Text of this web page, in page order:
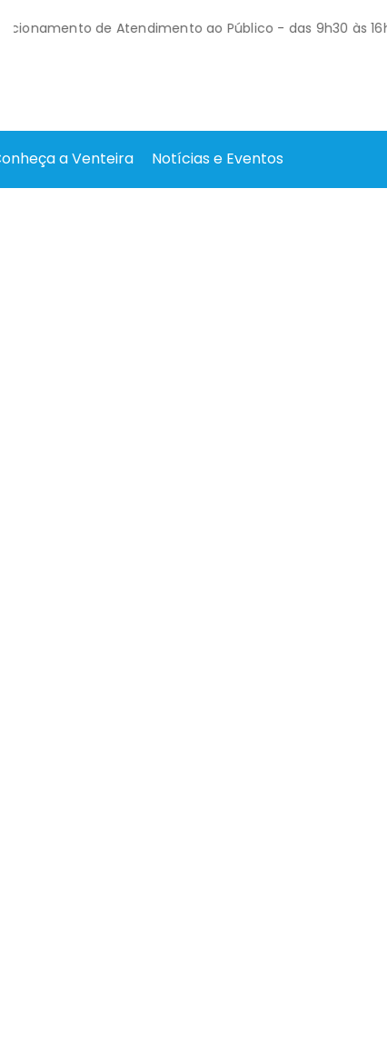
de Atendimento ao Público - das 9h30 às 16h30
a Venteira Notícias e Eventos